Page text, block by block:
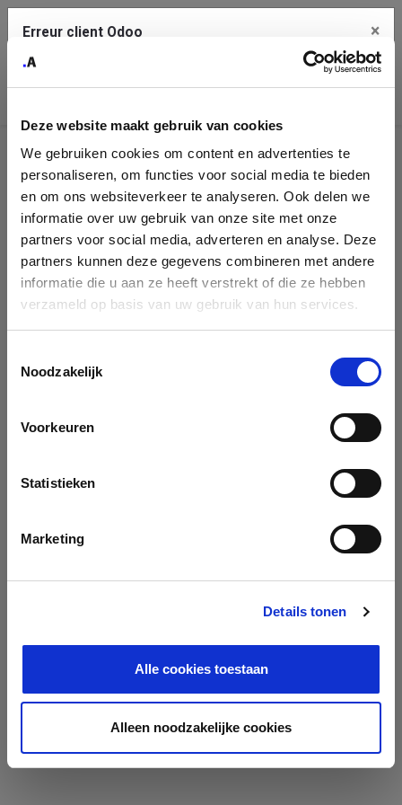
Deze website maakt gebruik van cookies
We gebruiken cookies om content en advertenties te
personaliseren, om functies voor social media te bieden
en om ons websiteverkeer te analyseren. Ook delen we
informatie over uw gebruik van onze site met onze
partners voor social media, adverteren en analyse. Deze
partners kunnen deze gegevens combineren met andere
informatie die u aan ze heeft verstrekt of die ze hebben
verzameld op basis van uw gebruik van hun services.
Noodzakelijk
Voorkeuren
Statistieken
Marketing
Details tonen
Alle cookies toestaan
Alleen noodzakelijke cookies
Assistance
Il n'y a aucune équipe d'assistance publique à montrer.
Erreur client Odoo ×
Une erreur s'est produite
Utilisez le bouton Copier pour reporter cette erreur à votre
service de support.
Voir les détails
Ok